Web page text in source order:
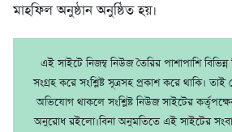
মাহফিল অনুষ্ঠান অনুষ্ঠিত হয়।
এই সাইটে নিজম্ব নিউজ তৈরির পাশাপাশি
সংগ্রহ করে সংশ্লিষ্ট সূত্রসহ প্রকাশ করে থাকি।
অভিযোগ থাকলে সংশ্লিষ্ট নিউজ সাইটের
অনুরোধ রইলো।বিনা অনুমতিতে এই সাইটের